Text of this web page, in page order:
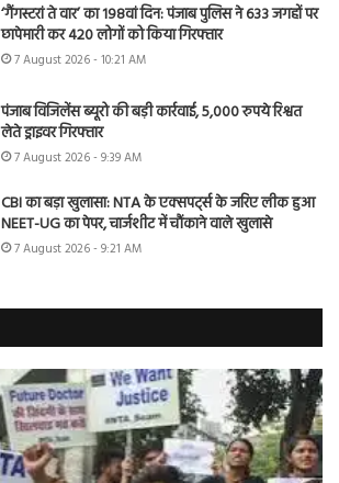
‘गैंगस्टरां ते वार’ का 198वां दिन: पंजाब पुलिस ने 633 जगहों पर
छापेमारी कर 420 लोगों को किया गिरफ्तार
7 August 2026 - 10:21 AM
पंजाब विजिलेंस ब्यूरो की बड़ी कार्रवाई, 5,000 रुपये रिश्वत
लेते ड्राइवर गिरफ्तार
7 August 2026 - 9:39 AM
CBI का बड़ा खुलासा: NTA के एक्सपर्ट्स के जरिए लीक हुआ
NEET-UG का पेपर, चार्जशीट में चौंकाने वाले खुलासे
7 August 2026 - 9:21 AM